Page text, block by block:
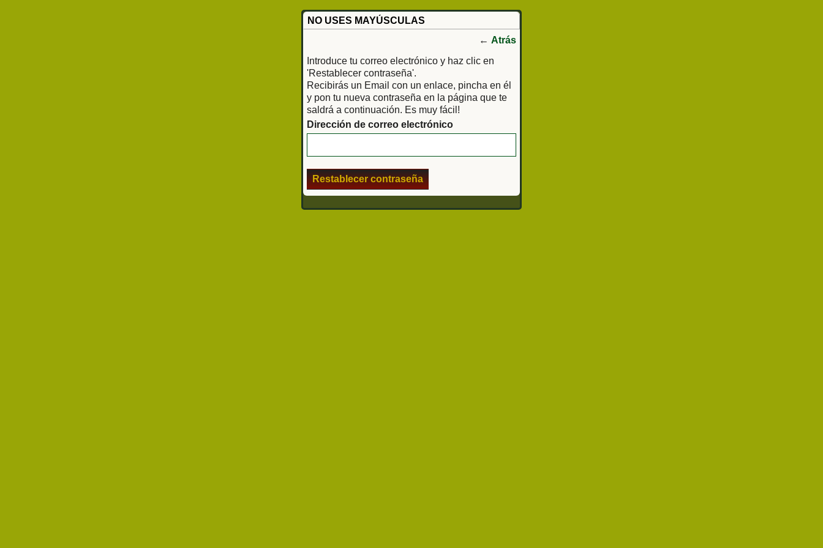
NO USES MAYÚSCULAS
← Atrás
Introduce tu correo electrónico y haz clic en
'Restablecer contraseña'.
Recibirás un Email con un enlace, pincha en él
y pon tu nueva contraseña en la página que te
saldrá a continuación. Es muy fácil!
Dirección de correo electrónico